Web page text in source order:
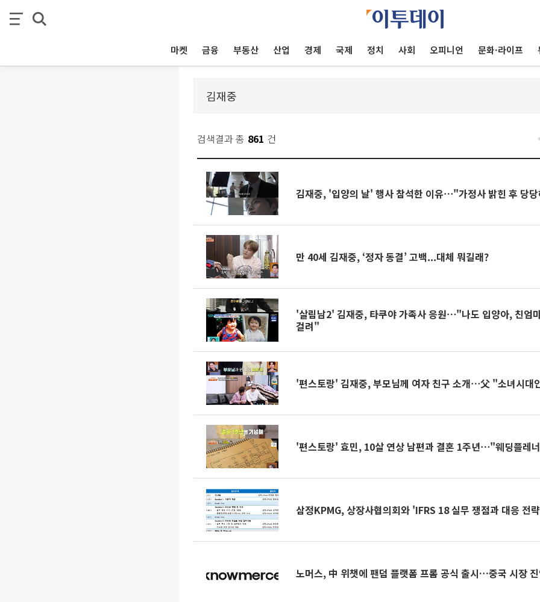
마켓 금융 부동산 산업 경제 국제 정치 사회 오피니언 문화·라이프
검색결과 총 861 건
김재중, '입양의 날' 행사 참석한 이유⋯"가정사 밝힌 후 당
만 40세 김재중, ‘정자 동결’ 고백...대체 뭐길래?
'살림남2' 김재중, 타쿠야 가족사 응원⋯"나도 입양아, 친엄
걸려"
'편스토랑' 김재중, 부모님께 여자 친구 소개⋯父 "소녀시대
'편스토랑' 효민, 10살 연상 남편과 결혼 1주년⋯"웨딩플레
삼정KPMG, 상장사협의회와 'IFRS 18 실무 쟁점과 대응 전
노머스, 中 위챗에 팬덤 플랫폼 프롬 공식 출시…중국 시장